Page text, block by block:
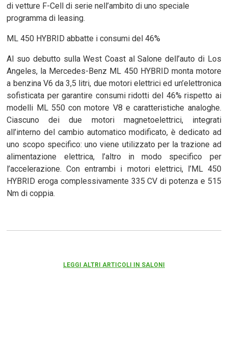
di vetture F-Cell di serie nell’ambito di uno speciale
programma di leasing.
ML 450 HYBRID abbatte i consumi del 46%
Al suo debutto sulla West Coast al Salone dell’auto di Los
Angeles, la Mercedes-Benz ML 450 HYBRID monta motore
a benzina V6 da 3,5 litri, due motori elettrici ed un’elettronica
sofisticata per garantire consumi ridotti del 46% rispetto ai
modelli ML 550 con motore V8 e caratteristiche analoghe.
Ciascuno dei due motori magnetoelettrici, integrati
all’interno del cambio automatico modificato, è dedicato ad
uno scopo specifico: uno viene utilizzato per la trazione ad
alimentazione elettrica, l’altro in modo specifico per
l’accelerazione. Con entrambi i motori elettrici, l’ML 450
HYBRID eroga complessivamente 335 CV di potenza e 515
Nm di coppia.
LEGGI ALTRI ARTICOLI IN SALONI